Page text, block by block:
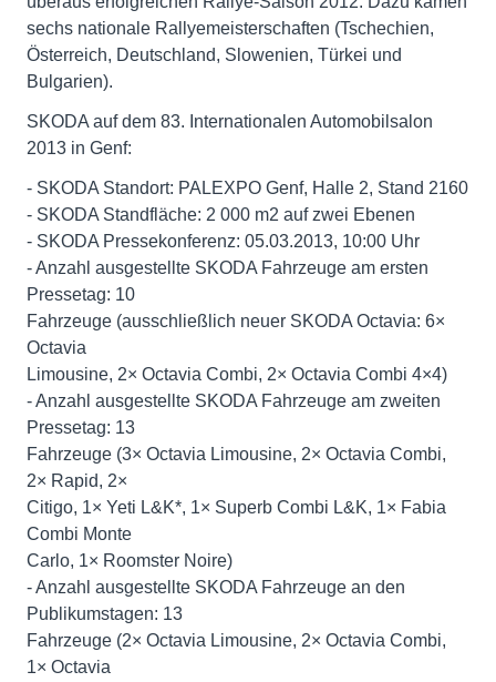
sechs nationale Rallyemeisterschaften (Tschechien,
Österreich, Deutschland, Slowenien, Türkei und
Bulgarien).
SKODA auf dem 83. Internationalen Automobilsalon
2013 in Genf:
- SKODA Standort: PALEXPO Genf, Halle 2, Stand 2160
- SKODA Standfläche: 2 000 m2 auf zwei Ebenen
- SKODA Pressekonferenz: 05.03.2013, 10:00 Uhr
- Anzahl ausgestellte SKODA Fahrzeuge am ersten
Pressetag: 10
Fahrzeuge (ausschließlich neuer SKODA Octavia: 6×
Octavia
Limousine, 2× Octavia Combi, 2× Octavia Combi 4×4)
- Anzahl ausgestellte SKODA Fahrzeuge am zweiten
Pressetag: 13
Fahrzeuge (3× Octavia Limousine, 2× Octavia Combi,
2× Rapid, 2×
Citigo, 1× Yeti L&K*, 1× Superb Combi L&K, 1× Fabia
Combi Monte
Carlo, 1× Roomster Noire)
- Anzahl ausgestellte SKODA Fahrzeuge an den
Publikumstagen: 13
Fahrzeuge (2× Octavia Limousine, 2× Octavia Combi,
1× Octavia